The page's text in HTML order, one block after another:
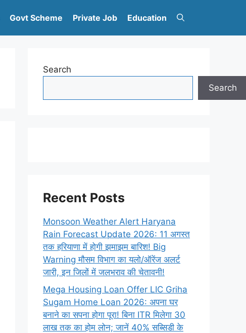
Govt Scheme Private Job Education
Search
Search
Recent Posts
Monsoon Weather Alert Haryana
Rain Forecast Update 2026: 11 अगस्त
तक हरियाणा में होगी झमाझम बारिश! Big
Warning मौसम विभाग का यलो/ऑरेंज अलर्ट
जारी, इन जिलों में जलभराव की चेतावनी!
Mega Housing Loan Offer LIC Griha
Sugam Home Loan 2026: अपना घर
बनाने का सपना होगा पूरा! बिना ITR मिलेगा 30
लाख तक का होम लोन; जानें 40% सब्सिडी के